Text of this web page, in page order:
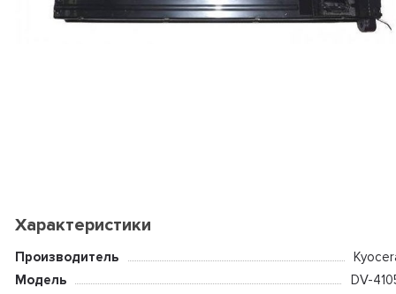
Характеристики
Производитель
Модель
DV-